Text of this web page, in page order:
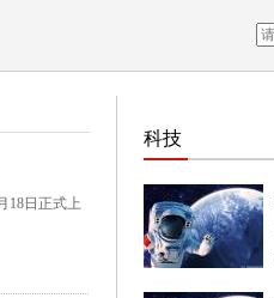
18日正式上
科技